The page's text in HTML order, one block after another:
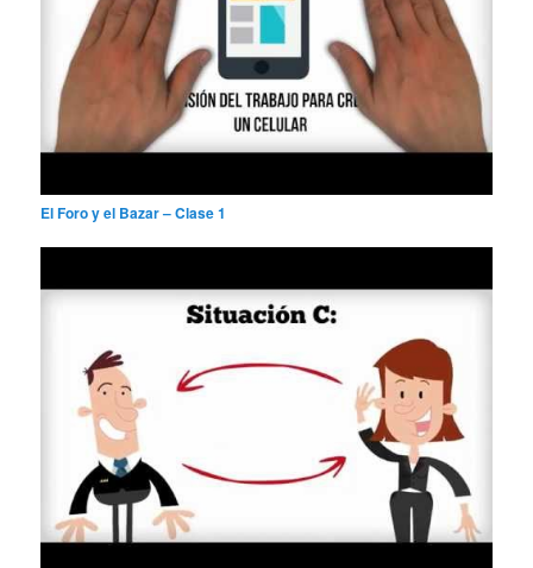
El Foro y el Bazar – Clase 1